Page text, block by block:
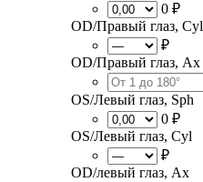
0 ₽
OD/Правый глаз, Cyl
₽
OD/Правый глаз, Ax
OS/Левый глаз, Sph
0 ₽
OS/Левый глаз, Cyl
₽
OD/левый глаз, Ax